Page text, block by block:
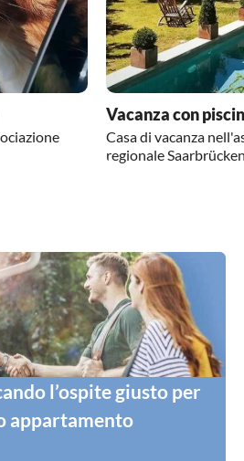
Vacanza con
Casa di vacanza
regionale
l’ospite giusto per
appartamento